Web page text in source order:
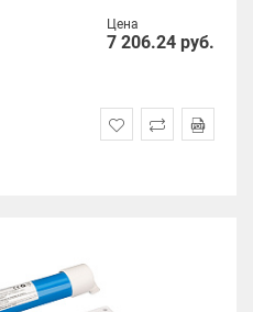
Цена
7 206.24 руб.